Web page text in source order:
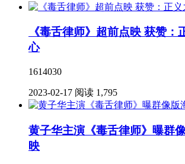
《毒舌律师》超前点映 获赞：
心
1614030
2023-02-17 阅读 1,795
黄子华主演《毒舌律师》曝群
映